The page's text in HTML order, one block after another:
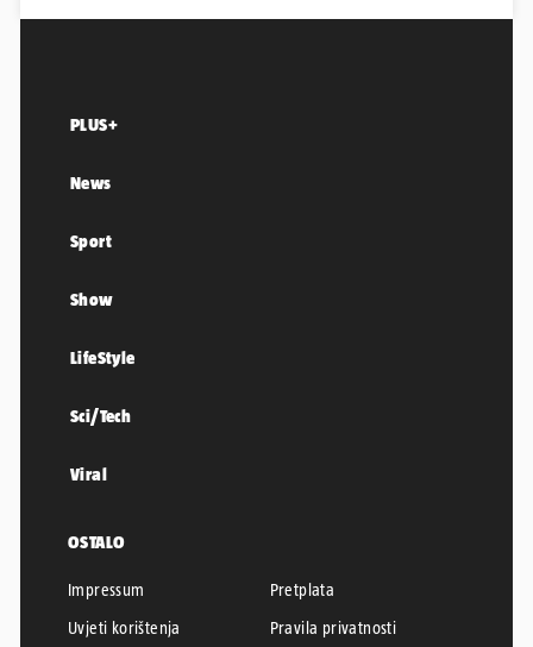
PLUS+
News
Sport
Show
LifeStyle
Sci/Tech
Viral
OSTALO
Impressum
Pretplata
Uvjeti korištenja
Pravila privatnosti